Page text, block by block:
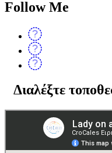
Follow Me
Διαλέξτε